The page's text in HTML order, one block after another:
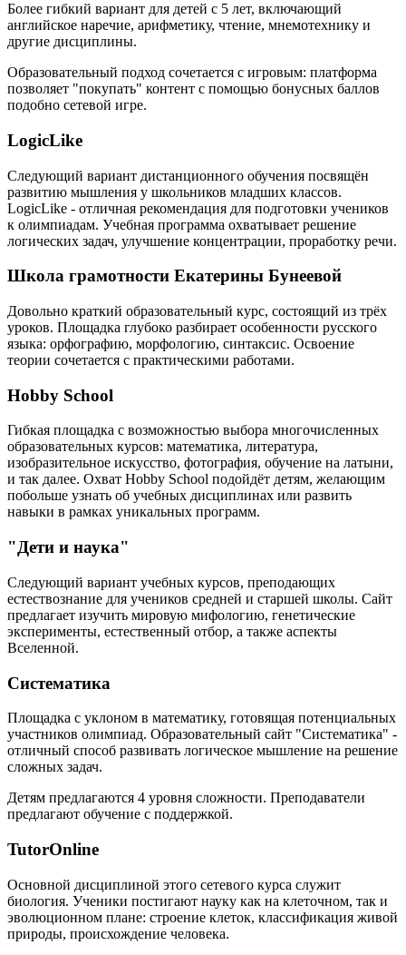
Более гибкий вариант для детей с 5 лет, включающий
английское наречие, арифметику, чтение, мнемотехнику и
другие дисциплины.
Образовательный подход сочетается с игровым: платформа
позволяет "покупать" контент с помощью бонусных баллов
подобно сетевой игре.
LogicLike
Следующий вариант дистанционного обучения посвящён
развитию мышления у школьников младших классов.
LogicLike - отличная рекомендация для подготовки учеников
к олимпиадам. Учебная программа охватывает решение
логических задач, улучшение концентрации, проработку речи.
Школа грамотности Екатерины Бунеевой
Довольно краткий образовательный курс, состоящий из трёх
уроков. Площадка глубоко разбирает особенности русского
языка: орфографию, морфологию, синтаксис. Освоение
теории сочетается с практическими работами.
Hobby School
Гибкая площадка с возможностью выбора многочисленных
образовательных курсов: математика, литература,
изобразительное искусство, фотография, обучение на латыни,
и так далее. Охват Hobby School подойдёт детям, желающим
побольше узнать об учебных дисциплинах или развить
навыки в рамках уникальных программ.
"Дети и наука"
Следующий вариант учебных курсов, преподающих
естествознание для учеников средней и старшей школы. Сайт
предлагает изучить мировую мифологию, генетические
эксперименты, естественный отбор, а также аспекты
Вселенной.
Систематика
Площадка с уклоном в математику, готовящая потенциальных
участников олимпиад. Образовательный сайт "Систематика" -
отличный способ развивать логическое мышление на решение
сложных задач.
Детям предлагаются 4 уровня сложности. Преподаватели
предлагают обучение с поддержкой.
TutorOnline
Основной дисциплиной этого сетевого курса служит
биология. Ученики постигают науку как на клеточном, так и
эволюционном плане: строение клеток, классификация живой
природы, происхождение человека.